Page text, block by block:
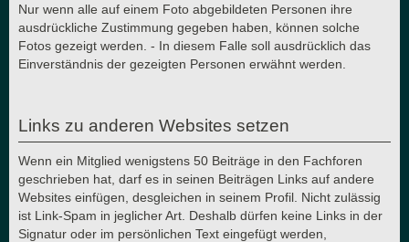
Nur wenn alle auf einem Foto abgebildeten Personen ihre
ausdrückliche Zustimmung gegeben haben, können solche
Fotos gezeigt werden. - In diesem Falle soll ausdrücklich das
Einverständnis der gezeigten Personen erwähnt werden.
Links zu anderen Websites setzen
Wenn ein Mitglied wenigstens 50 Beiträge in den Fachforen
geschrieben hat, darf es in seinen Beiträgen Links auf andere
Websites einfügen, desgleichen in seinem Profil. Nicht zulässig
ist Link-Spam in jeglicher Art. Deshalb dürfen keine Links in der
Signatur oder im persönlichen Text eingefügt werden,